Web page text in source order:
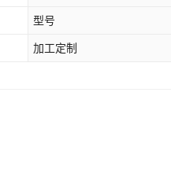
型号
加工定制